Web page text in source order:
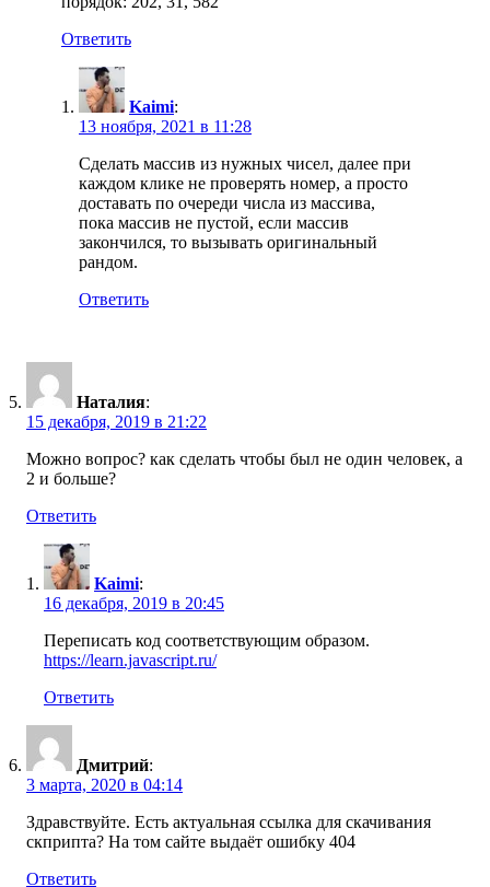
Ответить
Kaimi:
13 ноября, 2021 в 11:28
Сделать массив из нужных чисел, далее при
каждом клике не проверять номер, а просто
доставать по очереди числа из массива,
пока массив не пустой, если массив
закончился, то вызывать оригинальный
рандом.
Ответить
Наталия:
15 декабря, 2019 в 21:22
Можно вопрос? как сделать чтобы был не один человек, а
2 и больше?
Ответить
Kaimi:
16 декабря, 2019 в 20:45
Переписать код соответствующим образом.
https://learn.javascript.ru/
Ответить
Дмитрий:
3 марта, 2020 в 04:14
Здравствуйте. Есть актуальная ссылка для скачивания
скприпта? На том сайте выдаёт ошибку 404
Ответить